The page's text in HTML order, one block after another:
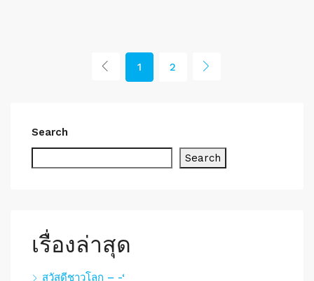
1 2
Search
Search
เรื่องล่าสุด
สวัสดีชาวโลก – -‘